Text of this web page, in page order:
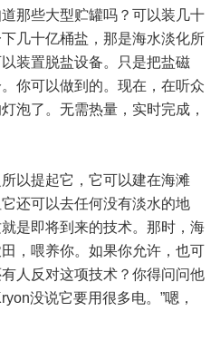
那些大型贮罐吗？可以装几十
几十亿桶盐，那是海水淡化所
装置脱盐设备。只是把盐磁
你可以做到的。现在，在听众
泡了。无需热量，实时完成，
以提起它，它可以建在海滩
还可以去任何没有淡水的地
是即将到来的技术。那时，海
，喂养你。如果你允许，也可
人反对这项技术？你得问问他
没说它要用很多电。”嗯，